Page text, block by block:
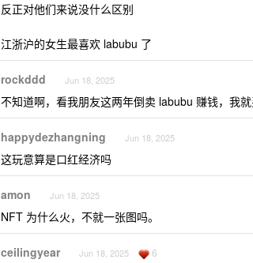
反正对他们来说没什么区别
江浙沪的女生最喜欢 labubu 了
rockddd Jun 18, 2025
不知道啊，看我朋友这两年倒卖 labubu 赚钱，我就
happydezhangning Jun 18, 2025
这玩意算是口红经济吗
amon Jun 18, 2025
NFT 为什么火，不就一张图吗。
ceilingyear Jun 18, 2025 6